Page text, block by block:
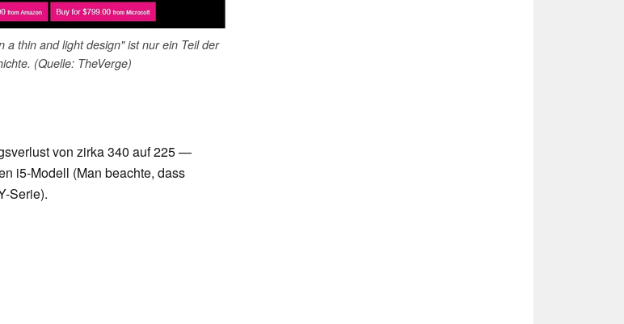
a thin and light design" ist nur ein Teil der
(Quelle: TheVerge)
von zirka 340 auf 225 —
i5-Modell (Man beachte, dass
Serie).